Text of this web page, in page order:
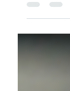
cómo
propósito y